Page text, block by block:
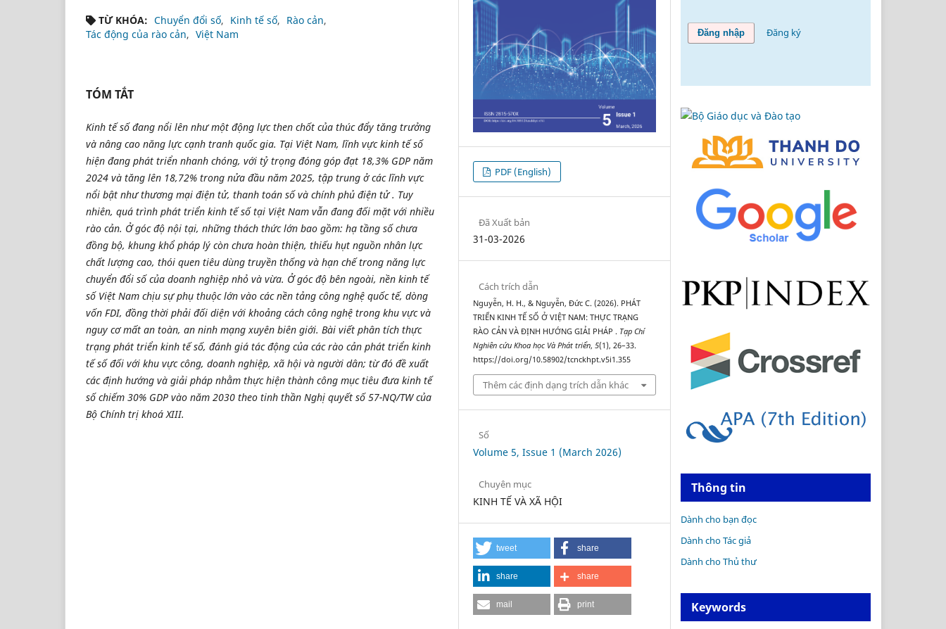
TỪ KHÓA: Chuyển đổi số Kinh tế số
Rào cản
Tác động của rào cản
Việt Nam
TÓM TẮT
Kinh tế số đang nổi lên như một động lực then chốt của thúc đẩy tăng trưởng
và nâng cao năng lực cạnh tranh quốc gia. Tại Việt Nam, lĩnh vực kinh tế số
hiện đang phát triển nhanh chóng, với tỷ trọng đóng góp đạt 18,3% GDP năm
2024 và tăng lên 18,72% trong nửa đầu năm 2025, tập trung ở các lĩnh vực
nổi bật như thương mại điện tử, thanh toán số và chính phủ điện tử . Tuy
nhiên, quá trình phát triển kinh tế số tại Việt Nam vẫn đang đối mặt với nhiều
rào cản. Ở góc độ nội tại, những thách thức lớn bao gồm: hạ tầng số chưa
đồng bộ, khung khổ pháp lý còn chưa hoàn thiện, thiếu hụt nguồn nhân lực
chất lượng cao, thói quen tiêu dùng truyền thống và hạn chế trong năng lực
chuyển đổi số của doanh nghiệp nhỏ và vừa. Ở góc độ bên ngoài, nền kinh tế
số Việt Nam chịu sự phụ thuộc lớn vào các nền tảng công nghệ quốc tế, dòng
vốn FDI, đồng thời phải đối diện với khoảng cách công nghệ trong khu vực và
nguy cơ mất an toàn, an ninh mạng xuyên biên giới. Bài viết phân tích thực
trạng phát triển kinh tế số, đánh giá tác động của các rào cản phát triển kinh
tế số đối với khu vực công, doanh nghiệp, xã hội và người dân; từ đó đề xuất
các định hướng và giải pháp nhằm thực hiện thành công mục tiêu đưa kinh tế
số chiếm 30% GDP vào năm 2030 theo tinh thần Nghị quyết số 57-NQ/TW của
Bộ Chính trị khoá XIII.
PDF (English)
Đã Xuất bản
31-03-2026
Cách trích dẫn
Nguyễn, H. H., & Nguyễn, Đức C. (2026). PHÁT
TRIỂN KINH TẾ SỐ Ở VIỆT NAM: THỰC TRẠNG
RÀO CẢN VÀ ĐỊNH HƯỚNG GIẢI PHÁP . Tạp Chí
Nghiên cứu Khoa học Và Phát triển,5(1), 26–33.
https://doi.org/10.58902/tcnckhpt.v5i1.355
Thêm các định dạng trích dẫn khác
Số
Volume 5, Issue 1 (March 2026)
Chuyên mục
KINH TẾ VÀ XÃ HỘI
tweet share
share share
mail print
Đăng nhập Đăng ký
Thông tin
Dành cho bạn đọc
Dành cho Tác giả
Dành cho Thủ thư
Keywords